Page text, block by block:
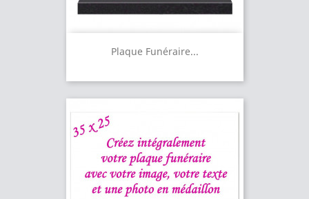
Plaque Funéraire...